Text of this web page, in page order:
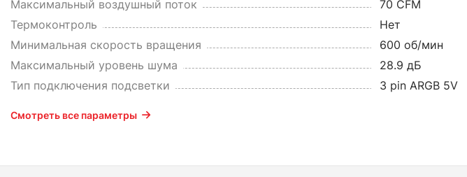
Максимальный воздушный поток
70 CFM
Термоконтроль
Нет
Минимальная скорость вращения
600 об/мин
Максимальный уровень шума
28.9 дБ
Тип подключения подсветки
3 pin ARGB 5V
Смотреть все параметры